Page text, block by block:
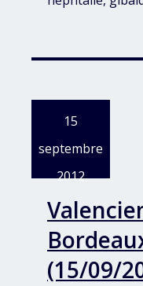
15
septembre
2012
(15/09/